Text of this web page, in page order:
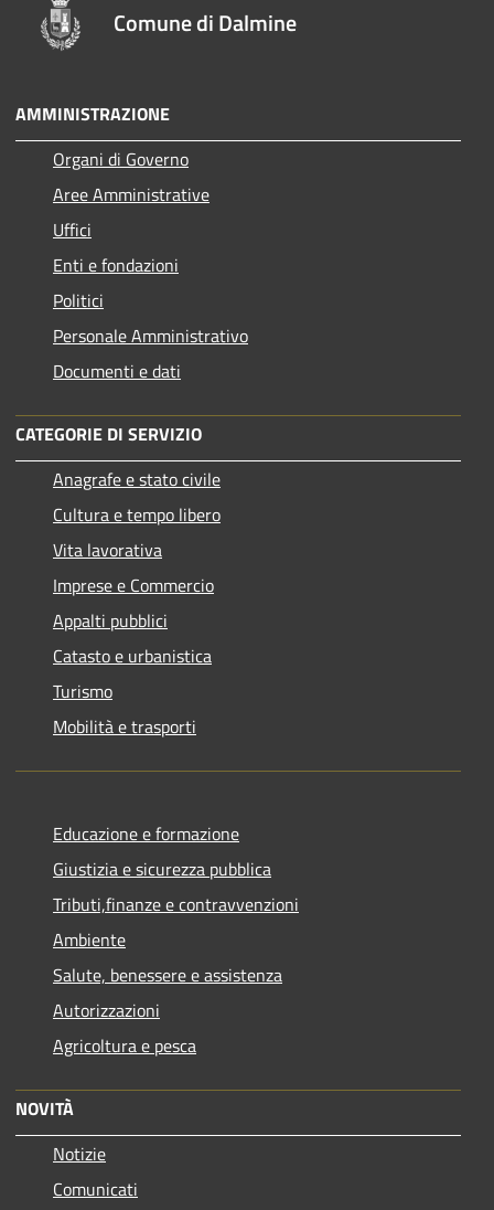
Comune di Dalmine
AMMINISTRAZIONE
Organi di Governo
Aree Amministrative
Uffici
Enti e fondazioni
Politici
Personale Amministrativo
Documenti e dati
CATEGORIE DI SERVIZIO
Anagrafe e stato civile
Cultura e tempo libero
Vita lavorativa
Imprese e Commercio
Appalti pubblici
Catasto e urbanistica
Turismo
Mobilità e trasporti
Educazione e formazione
Giustizia e sicurezza pubblica
Tributi,finanze e contravvenzioni
Ambiente
Salute, benessere e assistenza
Autorizzazioni
Agricoltura e pesca
NOVITÀ
Notizie
Comunicati